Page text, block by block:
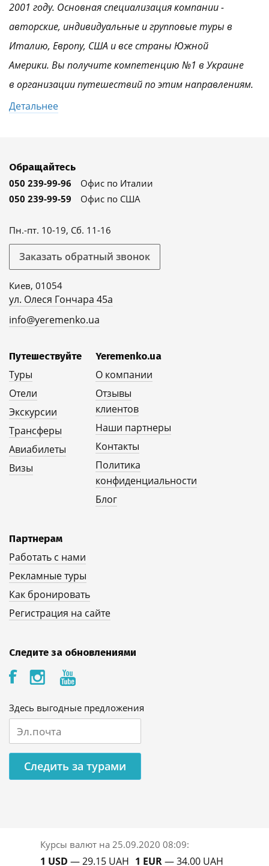
2001 году. Основная специализация компании -
авторские, индивидуальные и групповые туры в
Италию, Европу, США и все страны Южной
Америки. Вы получите компетенцию №1 в Украине
в организации путешествий по этим направлениям.
Детальнее
Обращайтесь
050 239-99-96
Офис по Италии
050 239-99-59
Офис по США
Пн.-пт. 10-19, Сб. 11-16
Заказать обратный звонок
Киев, 01054
ул. Олеся Гончара 45а
info@yeremenko.ua
Путешествуйте
Туры
Отели
Экскурсии
Трансферы
Авиабилеты
Визы
Yeremenko.ua
О компании
Отзывы
клиентов
Наши партнеры
Контакты
Политика
конфиденциальности
Блог
Партнерам
Работать с нами
Рекламные туры
Как бронировать
Регистрация на сайте
Следите за обновлениями
Здесь выгодные предложения
Следить за турами
Курсы валют на 25.09.2020 08:09:
1 USD — 29.15 UAH 1 EUR— 34.00 UAH